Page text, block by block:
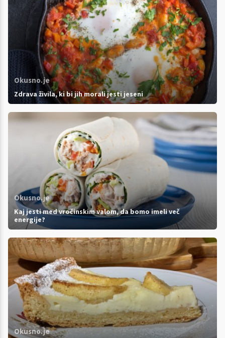
Okusno.je
Zdrava živila, ki bi jih morali jesti jeseni
Okusno.je
Kaj jesti med vročinskim valom, da bomo imeli več
energije?
Okusno.je